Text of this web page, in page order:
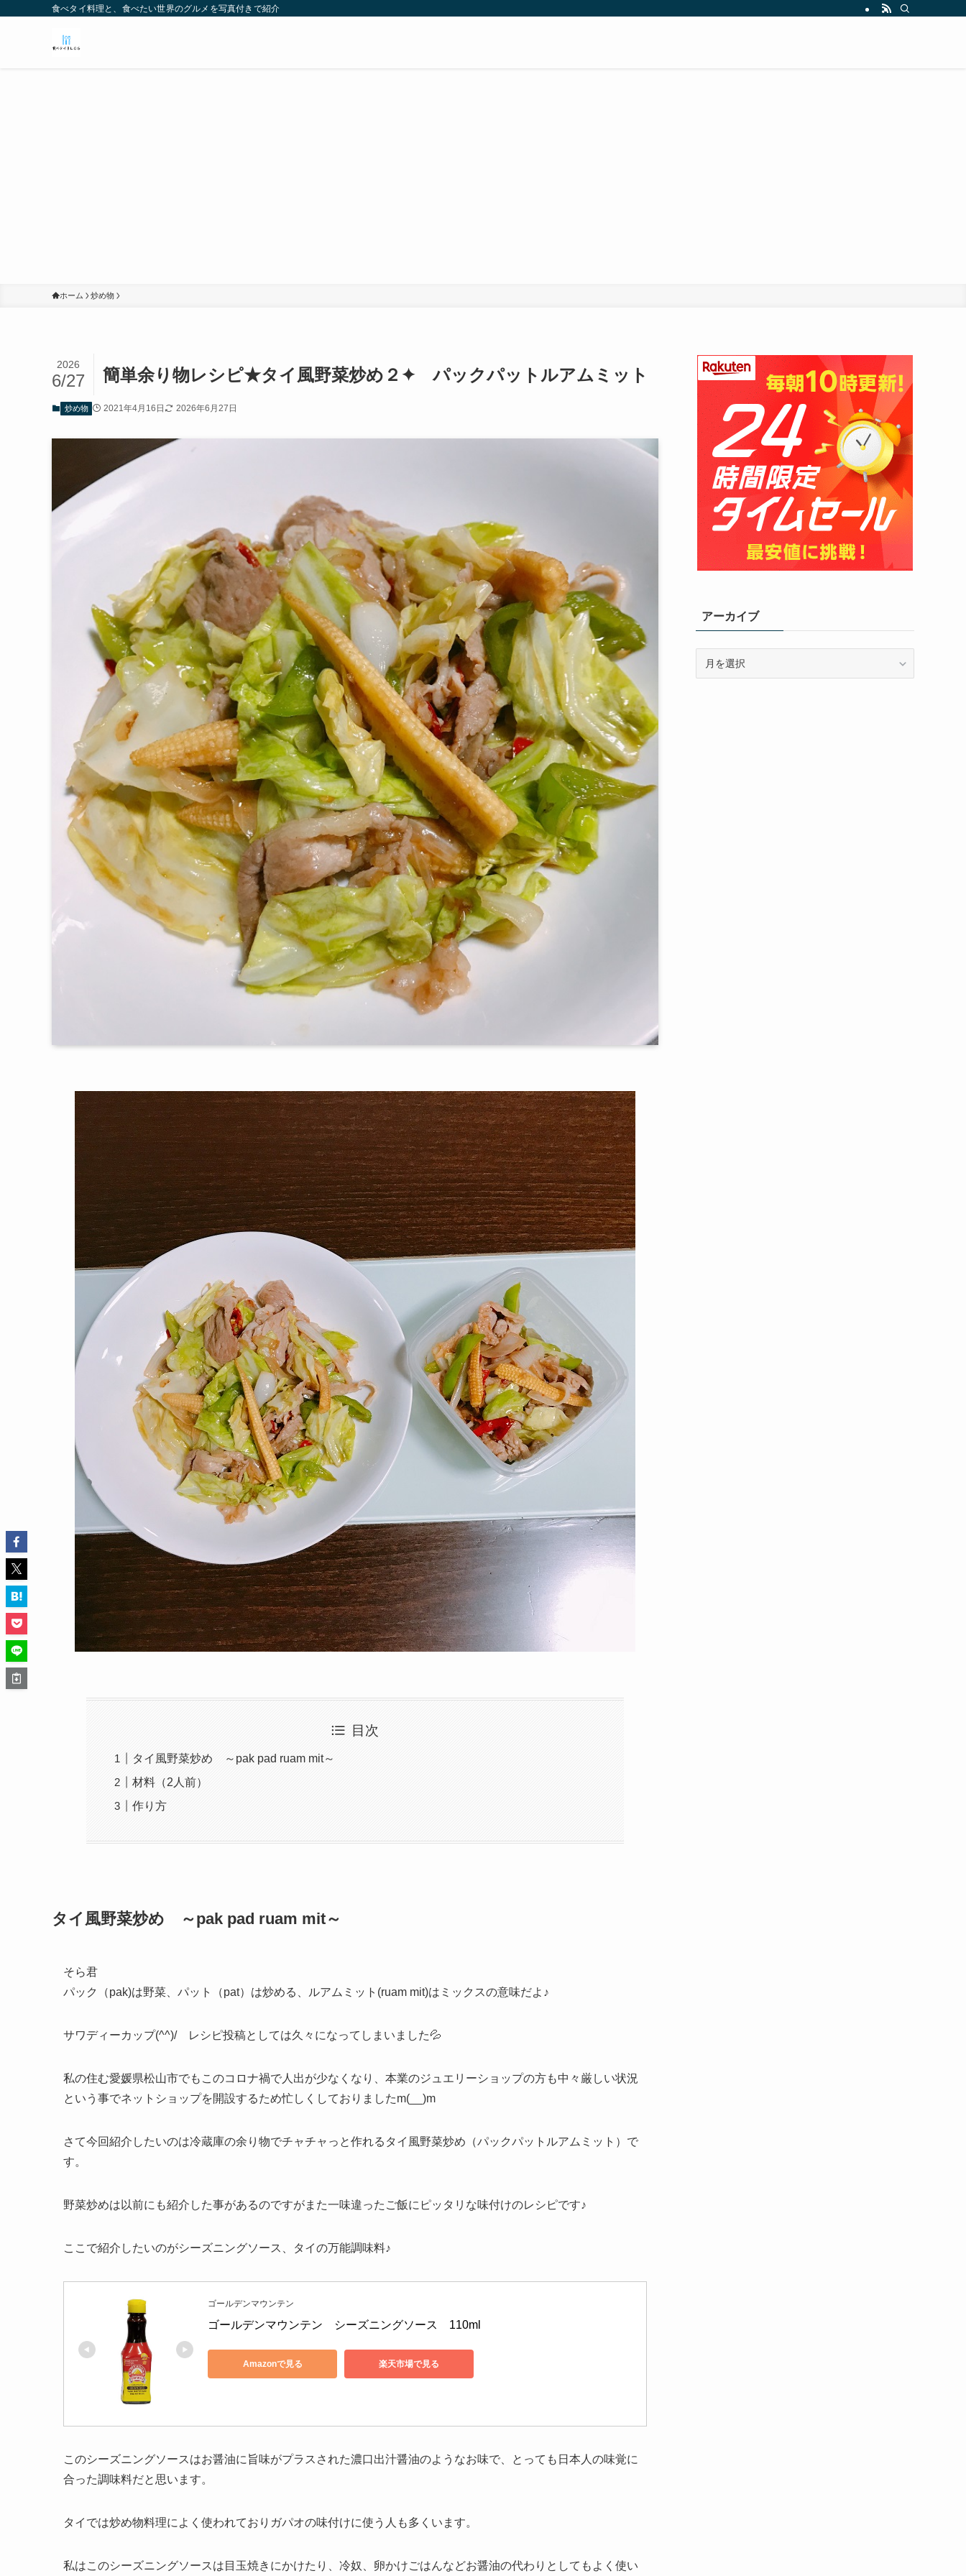
食べタイ料理と、食べたい世界のグルメを写真付きで紹介
ホーム 炒め物
簡単余り物レシピ★タイ風野菜炒め２✦ パックパットルアムミット
2026
6/27
炒め物 2021年4月16日 2026年6月27日
目次
タイ風野菜炒め ～pak pad ruam mit～
材料（2人前）
作り方
タイ風野菜炒め ～pak pad ruam mit～
そら君
パック（pak)は野菜、パット（pat）は炒める、ルアムミット(ruam mit)はミックスの意味だよ♪
サワディーカップ(^^)/ レシピ投稿としては久々になってしまいました💦
私の住む愛媛県松山市でもこのコロナ禍で人出が少なくなり、本業のジュエリーショップの方も中々厳しい状況
という事でネットショップを開設するため忙しくしておりましたm(__)m
さて今回紹介したいのは冷蔵庫の余り物でチャチャっと作れるタイ風野菜炒め（パックパットルアムミット）で
す。
野菜炒めは以前にも紹介した事があるのですがまた一味違ったご飯にピッタリな味付けのレシピです♪
ここで紹介したいのがシーズニングソース、タイの万能調味料♪
ゴールデンマウンテン
ゴールデンマウンテン　シーズニングソース　110ml
Amazonで見る 楽天市場で見る
このシーズニングソースはお醤油に旨味がプラスされた濃口出汁醤油のようなお味で、とっても日本人の味覚に
合った調味料だと思います。
タイでは炒め物料理によく使われておりガパオの味付けに使う人も多くいます。
私はこのシーズニングソースは目玉焼きにかけたり、冷奴、卵かけごはんなどお醤油の代わりとしてもよく使い
アーカイブ